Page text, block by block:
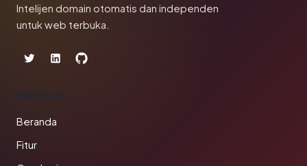
Intelijen domain otomatis dan independen
untuk web terbuka.
PRODUK
Beranda
Fitur